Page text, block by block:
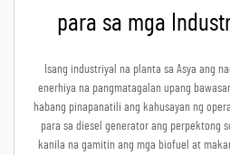
para sa mga
Isang industriyal na planta sa Asya ang
enerhiya na pangmatagalan upang
habang pinapanatili ang kahusayan ng
para sa diesel generator ang perpektong
kanila na gamitin ang mga biofuel at